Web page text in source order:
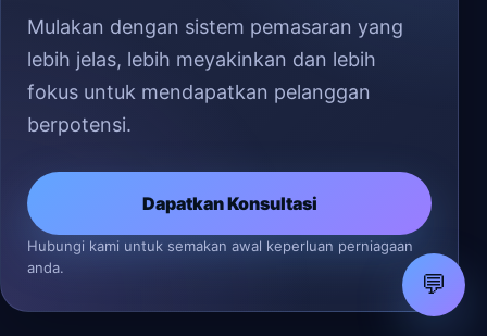
Mulakan dengan sistem pemasaran yang
lebih jelas, lebih meyakinkan dan lebih
fokus untuk mendapatkan pelanggan
berpotensi.
Dapatkan Konsultasi
Hubungi kami untuk semakan awal keperluan perniagaan
anda.
💬